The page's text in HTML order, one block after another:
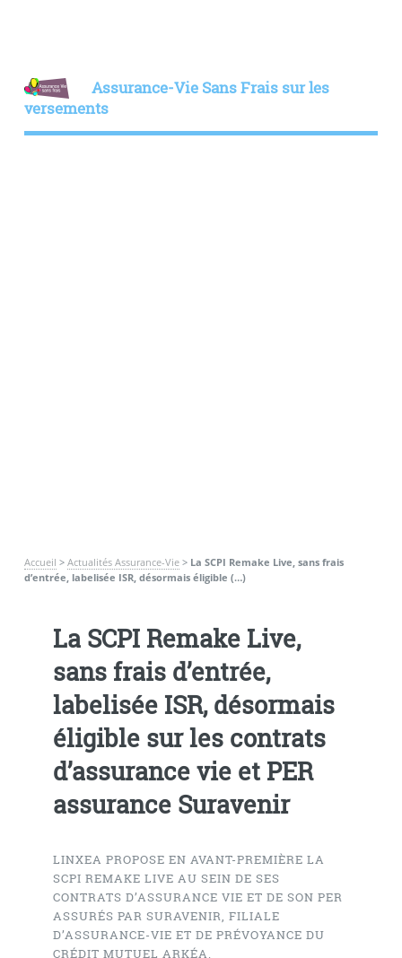
Assurance-Vie Sans Frais sur les
versements
Accueil > Actualités Assurance-Vie> La SCPI Remake Live, sans frais
d’entrée, labelisée ISR, désormais éligible (…)
La SCPI Remake Live,
sans frais d’entrée,
labelisée ISR, désormais
éligible sur les contrats
d’assurance vie et PER
assurance Suravenir
LINXEA PROPOSE EN AVANT-PREMIÈRE LA
SCPI REMAKE LIVE AU SEIN DE SES
CONTRATS D’ASSURANCE VIE ET DE SON PER
ASSURÉS PAR SURAVENIR, FILIALE
D’ASSURANCE-VIE ET DE PRÉVOYANCE DU
CRÉDIT MUTUEL ARKÉA.